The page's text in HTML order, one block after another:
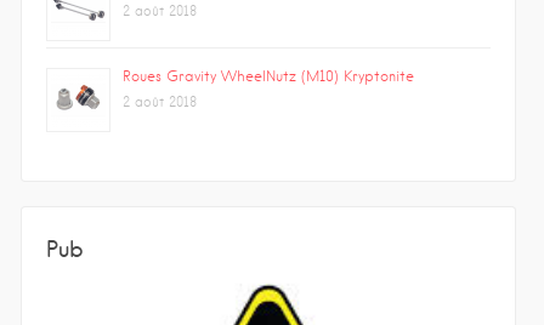
2 août 2018
Roues Gravity WheelNutz (M10) Kryptonite
2 août 2018
Pub